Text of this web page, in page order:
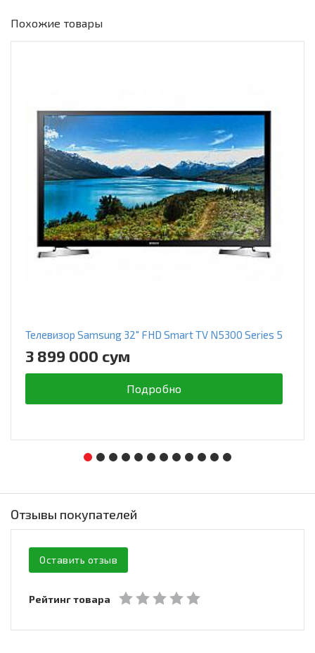
Похожие товары
Телевизор Samsung 32" FHD Smart TV N5300 Series 5
3 899 000 сум
Подробно
Отзывы покупателей
Оставить отзыв
Рейтинг товара